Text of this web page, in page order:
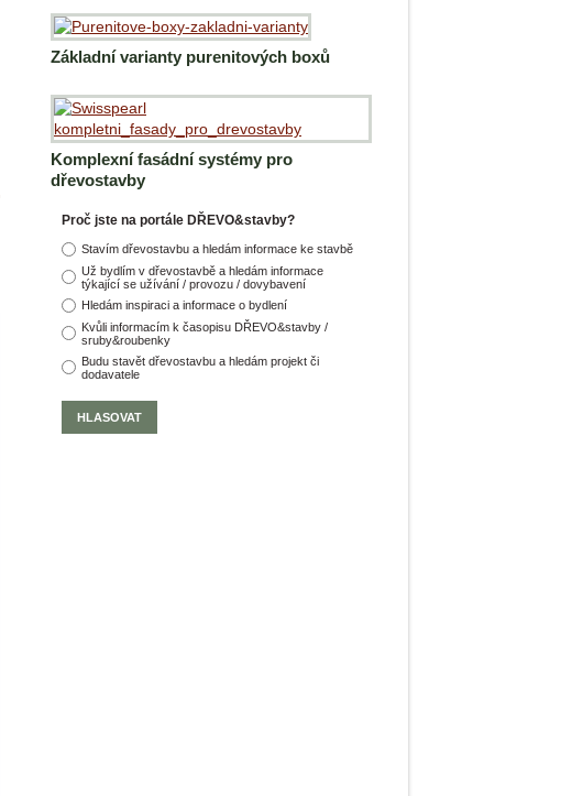
Základní varianty purenitových boxů
Komplexní fasádní systémy pro
dřevostavby
Proč jste na portále DŘEVO&stavby?
Stavím dřevostavbu a hledám informace ke stavbě
Už bydlím v dřevostavbě a hledám informace
týkající se užívání / provozu / dovybavení
Hledám inspiraci a informace o bydlení
Kvůli informacím k časopisu DŘEVO&stavby /
sruby&roubenky
Budu stavět dřevostavbu a hledám projekt či
dodavatele